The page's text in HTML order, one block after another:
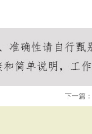
下一篇：